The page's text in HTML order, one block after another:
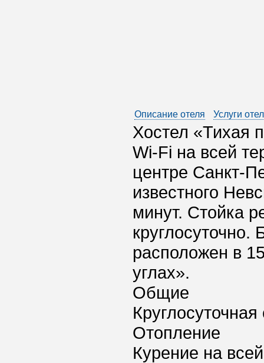
Описание отеля Услуги
Хостел «Тихая
Wi-Fi на всей
центре Санкт-
известного
минут. Стойка
расположен в
углах».
Общие
Отопление
Курение на